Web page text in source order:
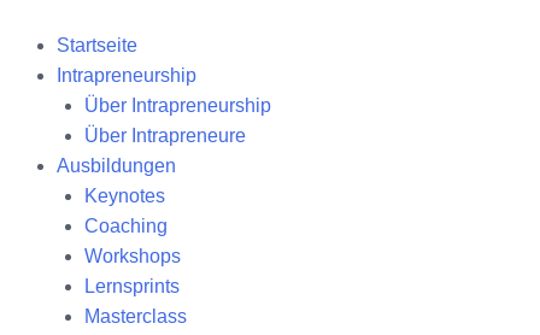
Inhalt
springen
Startseite
Intrapreneurship
Über Intrapreneurship
Über Intrapreneure
Ausbildungen
Keynotes
Coaching
Workshops
Lernsprints
Masterclass